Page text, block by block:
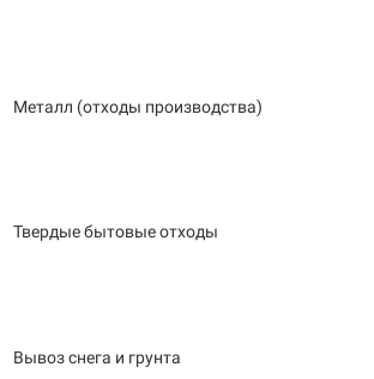
Металл (отходы производства)
Твердые бытовые отходы
Вывоз снега и грунта